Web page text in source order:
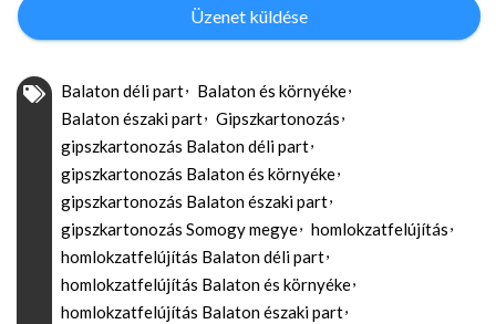
Üzenet küldése
Balaton déli part
Balaton és környéke
Balaton északi part
Gipszkartonozás
gipszkartonozás Balaton déli part
gipszkartonozás Balaton és környéke
gipszkartonozás Balaton északi part
gipszkartonozás Somogy megye
homlokzatfelújítás
homlokzatfelújítás Balaton déli part
homlokzatfelújítás Balaton és környéke
homlokzatfelújítás Balaton északi part